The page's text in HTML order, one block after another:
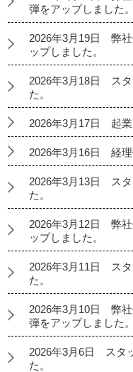
弾をアップしました。
2026年3月19日 弊社
ップしました。
2026年3月18日 スタ
た。
2026年3月17日 起業
2026年3月16日 経理
2026年3月13日 スタ
た。
2026年3月12日 弊社
ップしました。
2026年3月11日 スタ
た。
2026年3月10日 弊社
弾をアップしました。
2026年3月6日 スタ
た。